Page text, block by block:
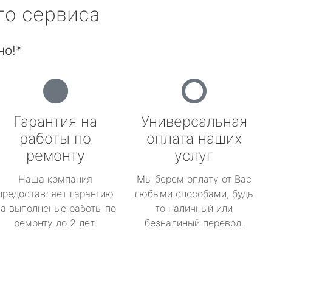
сервиса
Гарантия на
работы по
ремонту
Наша компания
гарантию
выполненые работы по
ремонту до 2 лет.
Универсальная
оплата наших
услуг
Мы берем оплату от Вас
любыми способами, будь
то наличный или
безналиный перевод.